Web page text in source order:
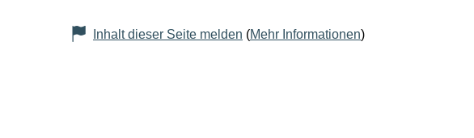
Inhalt dieser Seite melden (Mehr Informationen)